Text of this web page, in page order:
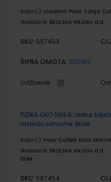
Autor(i): Vladimir Paar Tanja
Nakladnik: ŠKOLSKA KNJIGA d.d.
SKU: 567453
ŠIFRA OMOTA: 500163
Udžbenik
FIZIKA OKO NAS 8; radna
razredu osnovne škole
Autor(i): Paar Ćulibrk Klaić
Nakladnik: ŠKOLSKA KNJIGA d.d.
DOM
SKU: 567454